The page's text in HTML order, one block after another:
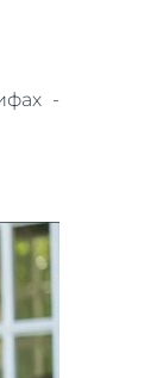
-